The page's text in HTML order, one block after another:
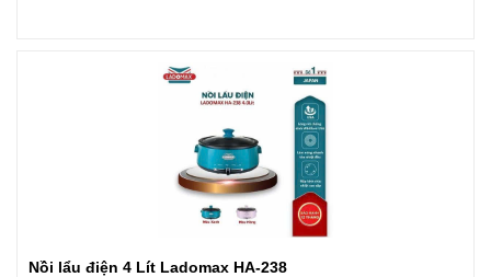
Nồi lẩu điện 4 Lít Ladomax HA-238